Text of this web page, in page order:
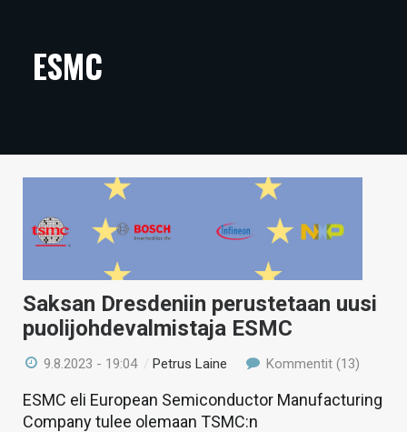
ARTIKKELIT
TECHBBS
HINTA.FI
VAIHDA TEEMA
HAKU
ESMC
Saksan Dresdeniin perustetaan uusi
puolijohdevalmistaja ESMC
9.8.2023 - 19:04 /Petrus Laine Kommentit (13)
ESMC eli European Semiconductor Manufacturing
Company tulee olemaan TSMC:n